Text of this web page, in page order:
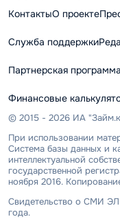
КонтактыО проекте
Служба поддержки
Партнерская программа
Финансовые
© 2015 - 2026 ИА
При использовании
Система базы данных и
интеллектуальной
государственной
ноября 2016.
Свидетельство о СМИ
года.